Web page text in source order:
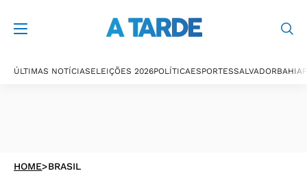
ÚLTIMAS NOTÍCIASELEIÇÕES 2026POLÍTICAESPORTESSALVADORBAHIA
HOME>BRASIL